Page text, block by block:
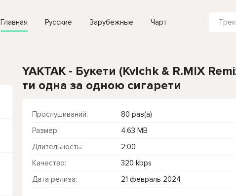
Главная Русские Зарубежные Чарт
YAKTAK - Букети (Kvlchk & R.MIX
ти одна за одною сигарети
Прослушиваний:
80 раз(а)
Размер:
4.63 MB
Длительность:
2:00
Качество:
320 kbps
Дата релиза:
21 февраль 2024